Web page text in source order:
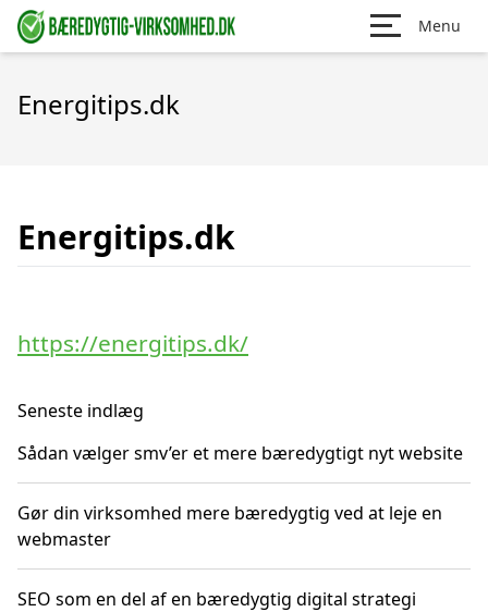
Menu
Energitips.dk
Energitips.dk
https://energitips.dk/
Seneste indlæg
Sådan vælger smv’er et mere bæredygtigt nyt website
Gør din virksomhed mere bæredygtig ved at leje en
webmaster
SEO som en del af en bæredygtig digital strategi